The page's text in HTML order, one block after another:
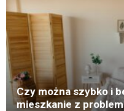
Czy można szybko i
mieszkanie z